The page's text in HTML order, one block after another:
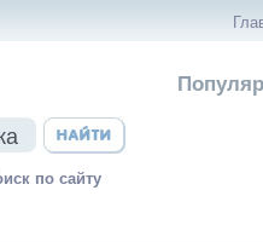
по сайту